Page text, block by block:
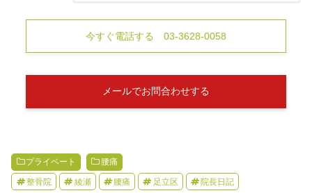
今すぐ電話する 03-3628-0058
メールでお問合わせする
プライベート 腰痛
整骨院 綾瀬 腰痛 足立区 院長日記